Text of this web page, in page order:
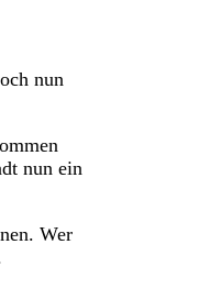
nun
nun ein
Wer